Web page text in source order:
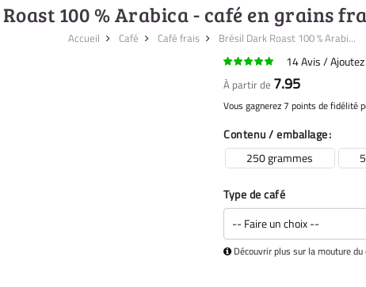
100 % Arabica - café en grains
Accueil Café Café frais Brésil Dark Roast 100 % Arabi...
14Avis
À partir de 7.95
Vous gagnerez 7 points de fidélité
Contenu / emballage
250 grammes
Type de café
Découvrir plus sur la mouture du